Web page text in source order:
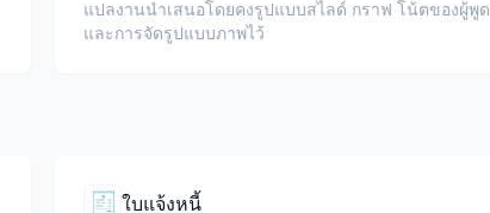
แปลงานนำเสนอโดยคงรูปแบบสไลด์ กราฟ โน้ตของผู้พูด
และการจัดรูปแบบภาพไว้
🧾 ใบแจ้งหนี้